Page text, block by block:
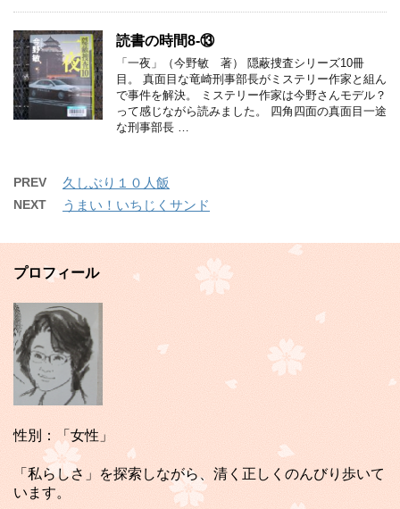
読書の時間8-⑬
「一夜」（今野敏 著） 隠蔽捜査シリーズ10冊
目。 真面目な竜崎刑事部長がミステリー作家と組ん
で事件を解決。 ミステリー作家は今野さんモデル？
って感じながら読みました。 四角四面の真面目一途
な刑事部長 …
PREV 久しぶり１０人飯
NEXT うまい！いちじくサンド
プロフィール
性別：「女性」
「私らしさ」を探索しながら、清く正しくのんびり歩いて
います。